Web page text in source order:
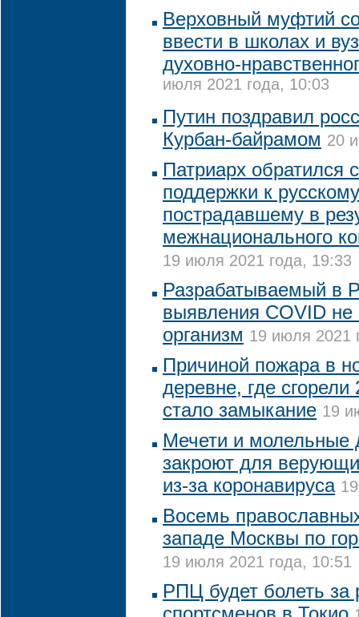
Верховный муфтий
ввести в школах и
духовно-
июля 2021 года, 10:03
Путин поздравил
Курбан-байрамом 20
Патриарх обратился
поддержки к
пострадавшему в
межнационального
19 июля 2021 года, 19:33
Разрабатываемый в
выявления COVID не
организм 19 июля 2021
Причиной пожара в
деревне, где
стало замыкание 19
Мечети и молельные
закроют для
из-за коронавируса
Восемь
западе Москвы по
19 июля 2021 года, 10:51
РПЦ будет болеть за